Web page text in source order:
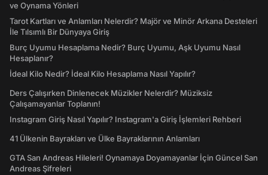
ve Oynama Yönleri
Tarot Kartları ve Anlamları Nelerdir? Majör ve Minör Arkana Desteleri
İle Tılsımlı Bir Dünyaya Giriş
Burç Uyumu Hesaplama Nedir? Burç Uyumu, Aşk Uyumu Nasıl
Hesaplanır?
İdeal Kilo Nedir? İdeal Kilo Hesaplama Nasıl Yapılır?
Ders Çalışırken Dinlenecek Müzikler Nelerdir? Müziksiz
Çalışamayanlar Toplanın!
Instagram Giriş Nasıl Yapılır? Instagram'a Giriş İşlemleri Rehberi
41 Ülkenin Bayrakları ve Ülke Bayraklarının Anlamları
GTA San Andreas Hileleri! Oynamaya Doyamayanlar İçin Güncel San
Andreas Şifreleri